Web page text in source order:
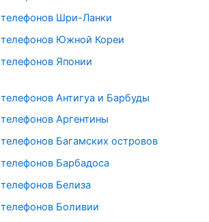
телефонов Шри-Ланки
телефонов Южной Кореи
Японии
Антигуа и Барбуды
Аргентины
Багамских островов
Барбадоса
Белиза
Боливии